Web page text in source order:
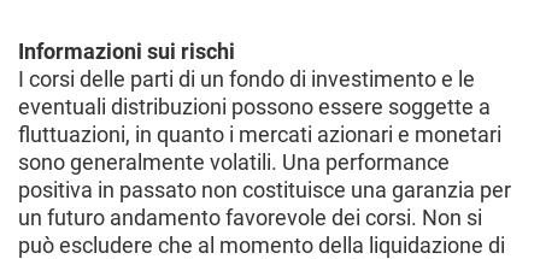
Informazioni sui rischi
I corsi delle parti di un fondo di investimento e le
eventuali distribuzioni possono essere soggette a
fluttuazioni, in quanto i mercati azionari e monetari
sono generalmente volatili. Una performance
positiva in passato non costituisce una garanzia per
un futuro andamento favorevole dei corsi. Non si
può escludere che al momento della liquidazione di